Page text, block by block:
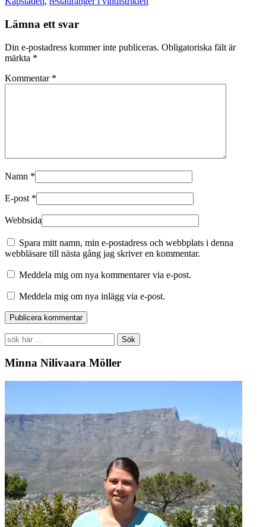
Lämna ett svar
Din e-postadress kommer inte publiceras. Obligatoriska fält är
märkta *
Kommentar *
Namn *
E-post *
Webbsida
Spara mitt namn, min e-postadress och webbplats i denna
webbläsare till nästa gång jag skriver en kommentar.
Meddela mig om nya kommentarer via e-post.
Meddela mig om nya inlägg via e-post.
Search
for:
Minna Nilivaara Möller